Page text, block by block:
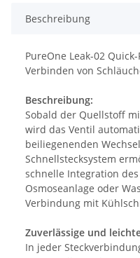
Beschreibung
PureOne Leak-02
Verbinden von
Beschreibung:
Sobald der Quellstoff
wird das Ventil
beiliegenenden
Schnellstecksystem
schnelle Integration
Osmoseanlage oder
Verbindung mit
Zuverlässige und
In jeder